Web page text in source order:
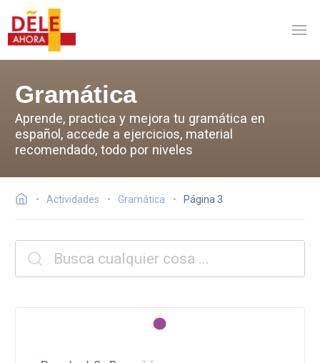
Gramática
Aprende, practica y mejora tu gramática en
español, accede a ejercicios, material
recomendado, todo por niveles
Actividades Gramática Página 3